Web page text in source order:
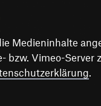
Medieninhalte
bzw. Vimeo-Server
.